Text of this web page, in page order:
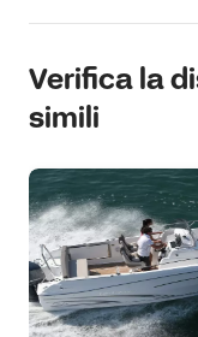
Verifica la
simili